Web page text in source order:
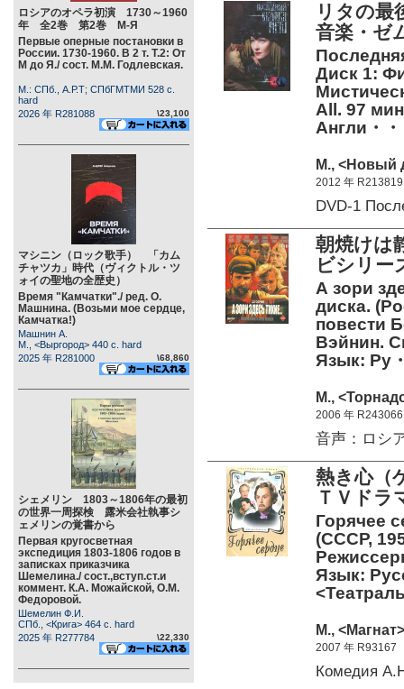
ロシアのオペラ初演 1730～1960
年 全2巻 第2巻 М-Я
Первые оперные постановки в
России. 1730-1960. В 2 т. Т.2: От
М до Я./ сост. М.М. Годлевская.
М.: СПб., А.Р.Т; СПбГМТМИ 528 c.
hard
2026 年 R281088
\23,100
マシニン（ロック歌手） 「カム
チャツカ」時代（ヴィクトル・ツ
ォイの聖地の全歴史）
Время "Камчатки"./ ред. О.
Машнина. (Возьми мое сердце,
Камчатка!)
Машнин А.
М., <Выргород> 440 c. hard
2025 年 R281000
\68,860
シェメリン 1803～1806年の最初
の世界一周探検 露米会社執事シ
ェメリンの覚書から
Первая кругосветная
экспедиция 1803-1806 годов в
записках приказчика
Шемелина./ сост.,вступ.ст.и
коммент. К.А. Можайской, О.М.
Федоровой.
Шемелин Ф.И.
СПб., <Крига> 464 c. hard
2025 年 R277784
\22,330
リタの
音楽・ゼ
Диск 1:
All. 97
Англи・
М., <Новый
2012 年 R213819
DVD-1
朝焼け
ビシリ
А зори
диска.
повести
Вэйнин.
Язык: Ру
М.,
2006 年 R243066
音声：ロシ
熱き心（
ＴＶド
Горячее
(СССР,
Язык:
М.,
2007 年 R93167
Комедия